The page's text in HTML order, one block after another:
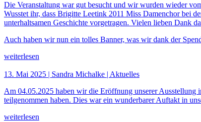
Die Veranstaltung war gut besucht und wir wurden wieder
Wusstet ihr, dass Brigitte Leetink 2011 Miss Damenchor bei
unterhaltsamen Geschichte vorgetragen. Vielen lieben Dank
Auch haben wir nun ein tolles Banner, was wir dank der
weiterlesen
13. Mai 2025 | Sandra Michalke | Aktuelles
Am 04.05.2025 haben wir die Eröffnung unserer Ausstellung
teilgenommen haben. Dies war ein wunderbarer Auftakt in
weiterlesen